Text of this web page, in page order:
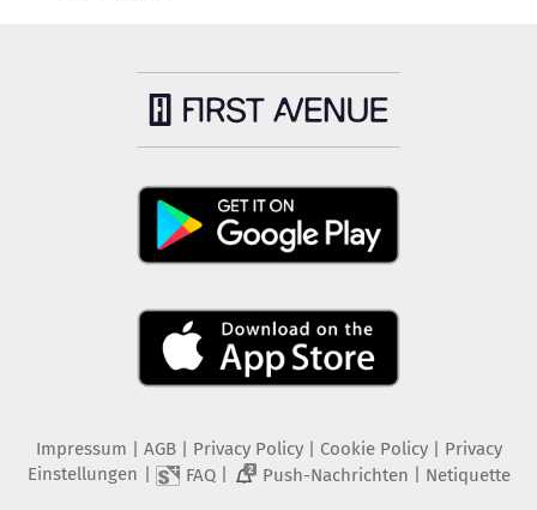
Impressum AGB Privacy Policy| Cookie Policy| Privacy
Einstellungen
FAQ| 2 Push-Nachrichten Netiquette